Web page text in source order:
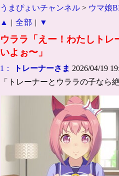
うまぴょいチャンネル > ウマ娘
▲
| 全部 | ▼
ウララ「えー！わたしトレ
いよぉ〜」
1： トレーナーさま 2026/04/19
「トレーナーとウララの子なら